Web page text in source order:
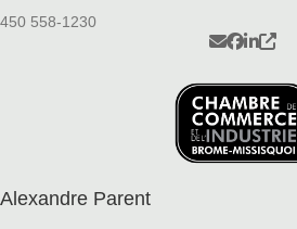
450 558-1230
Alexandre Parent